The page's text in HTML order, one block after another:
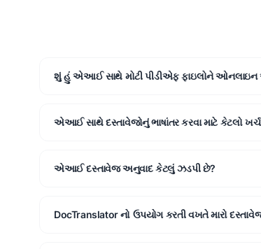
શું હું એઆઈ સાથે મોટી પીડીએફ ફાઇલોને ઓનલાઇન
એઆઈ સાથે દસ્તાવેજોનું ભાષાંતર કરવા માટે કેટલો
એઆઈ દસ્તાવેજ અનુવાદ કેટલું ઝડપી છે?
DocTranslator નો ઉપયોગ કરતી વખતે મારો